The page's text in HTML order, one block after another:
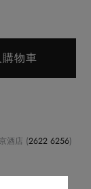
物車
酒店 (2622 6256)